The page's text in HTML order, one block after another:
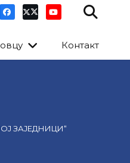
Контакт
ЗАЈЕДНИЦИ“